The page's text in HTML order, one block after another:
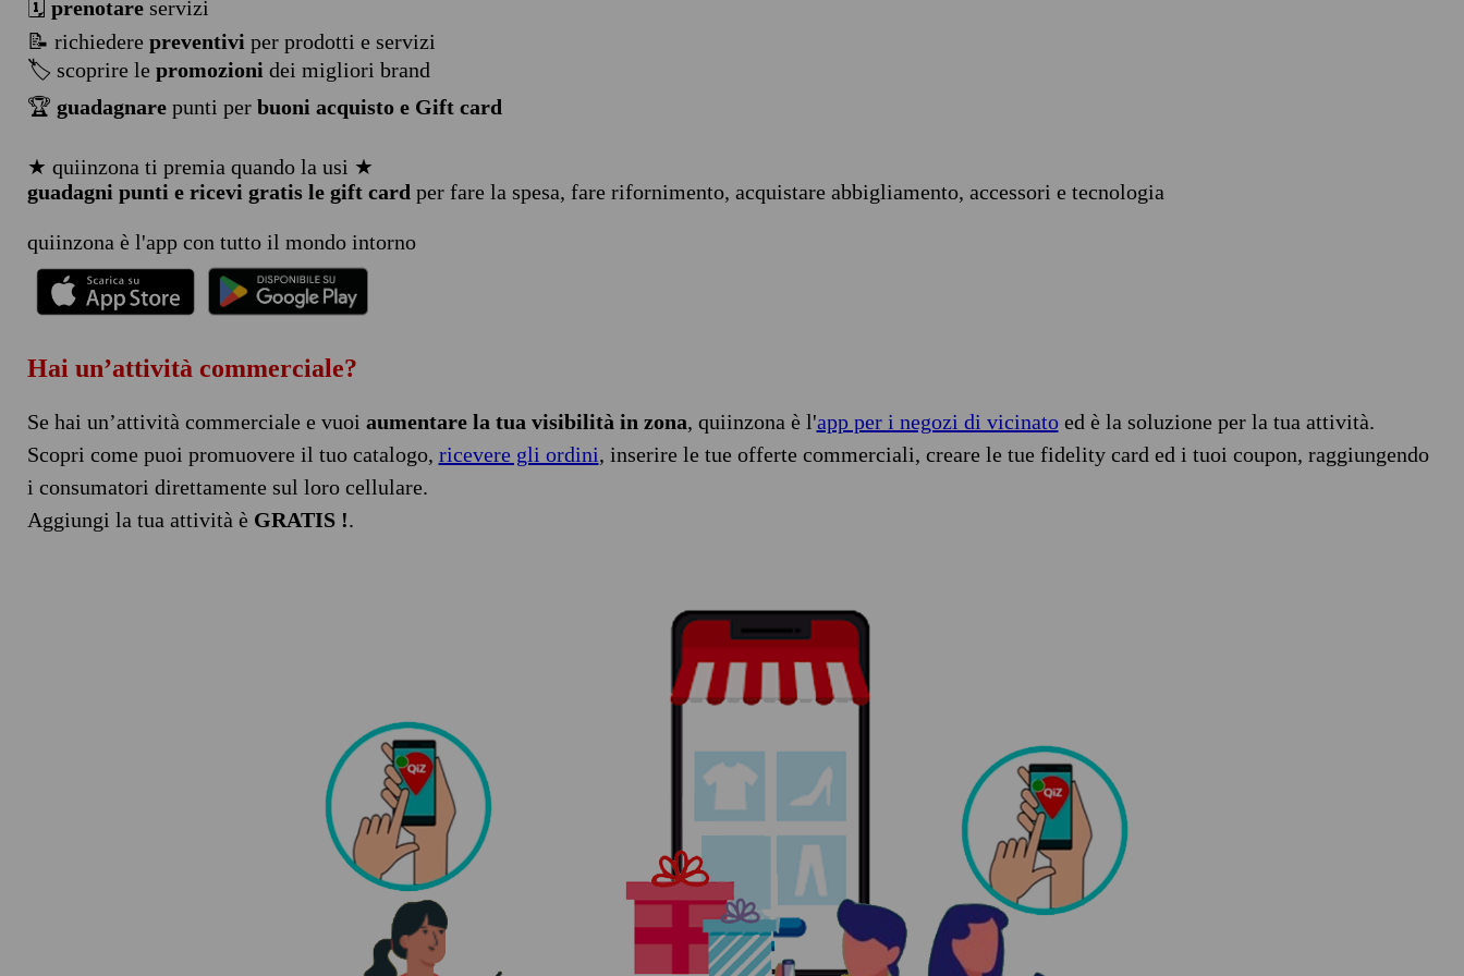
🗓️ prenotareservizi
📝 richiedere preventivi per prodotti e servizi
🏷️ scoprire le promozioni dei migliori brand
🏆 guadagnarepunti per buoni acquisto e Gift card
★ quiinzona ti premia quando la usi ★
guadagni punti e ricevi gratis le gift card per fare la spesa, fare rifornimento, acquistare abbigliamento, accessori e tecnologia
quiinzona è l'app con tutto il mondo intorno
Hai un’attività commerciale?
Se hai un’attività commerciale e vuoi aumentare la tua visibilità in zona, quiinzona è l'app per i negozi di vicinatoed è la soluzione per la tua attività.
Scopri come puoi promuovere il tuo catalogo, ricevere gli ordini, inserire le tue offerte commerciali, creare le tue fidelity card ed i tuoi coupon, raggiungendo
i consumatori direttamente sul loro cellulare.
Aggiungi la tua attività è GRATIS !.